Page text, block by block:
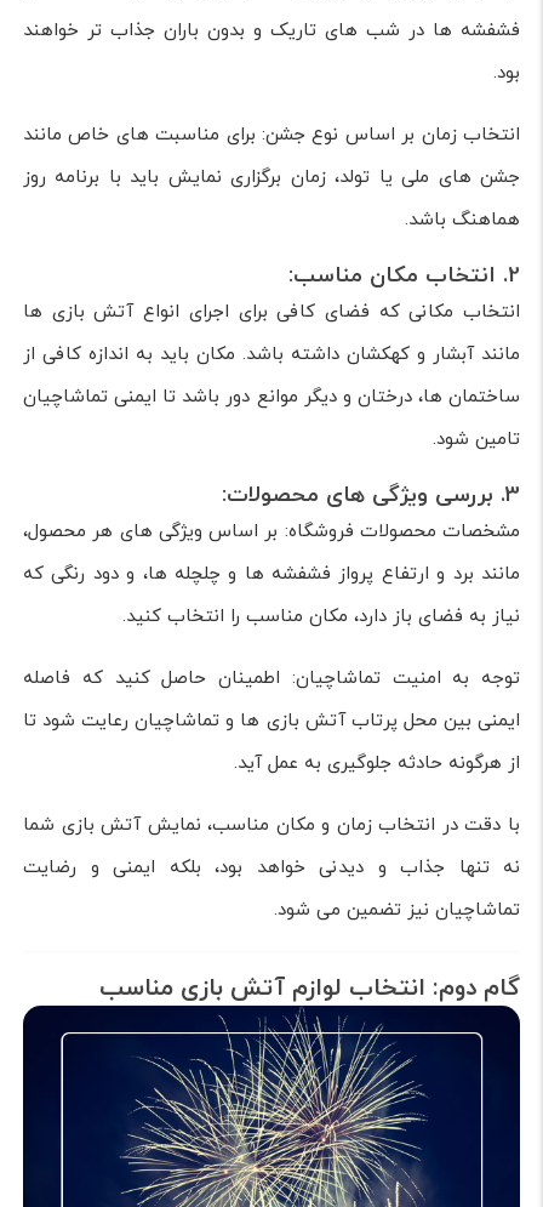
فشفشه ها در شب های تاریک و بدون باران جذاب تر خواهند
بود.
انتخاب زمان بر اساس نوع جشن: برای مناسبت های خاص مانند
جشن های ملی یا تولد، زمان برگزاری نمایش باید با برنامه روز
هماهنگ باشد.
2. انتخاب مکان مناسب:
انتخاب مکانی که فضای کافی برای اجرای انواع آتش بازی ها
مانند آبشار و کهکشان داشته باشد. مکان باید به اندازه کافی از
ساختمان ها، درختان و دیگر موانع دور باشد تا ایمنی تماشاچیان
تامین شود.
3. بررسی ویژگی های محصولات:
مشخصات محصولات فروشگاه: بر اساس ویژگی های هر محصول،
مانند برد و ارتفاع پرواز فشفشه ها و چلچله ها، و دود رنگی که
نیاز به فضای باز دارد، مکان مناسب را انتخاب کنید.
توجه به امنیت تماشاچیان: اطمینان حاصل کنید که فاصله
ایمنی بین محل پرتاب آتش بازی ها و تماشاچیان رعایت شود تا
از هرگونه حادثه جلوگیری به عمل آید.
با دقت در انتخاب زمان و مکان مناسب، نمایش آتش بازی شما
نه تنها جذاب و دیدنی خواهد بود، بلکه ایمنی و رضایت
تماشاچیان نیز تضمین می شود.
گام دوم: انتخاب لوازم آتش بازی مناسب